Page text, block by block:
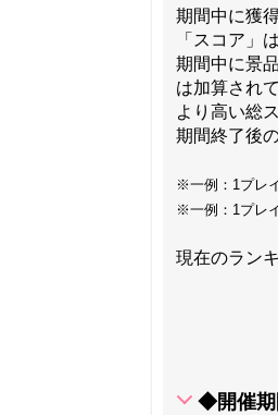
期間中に獲
「スコア」
期間中に景
は加算され
より高い総
期間終了後
※一例：1プレ
※一例：1プレ
現在のラン
◆開催期